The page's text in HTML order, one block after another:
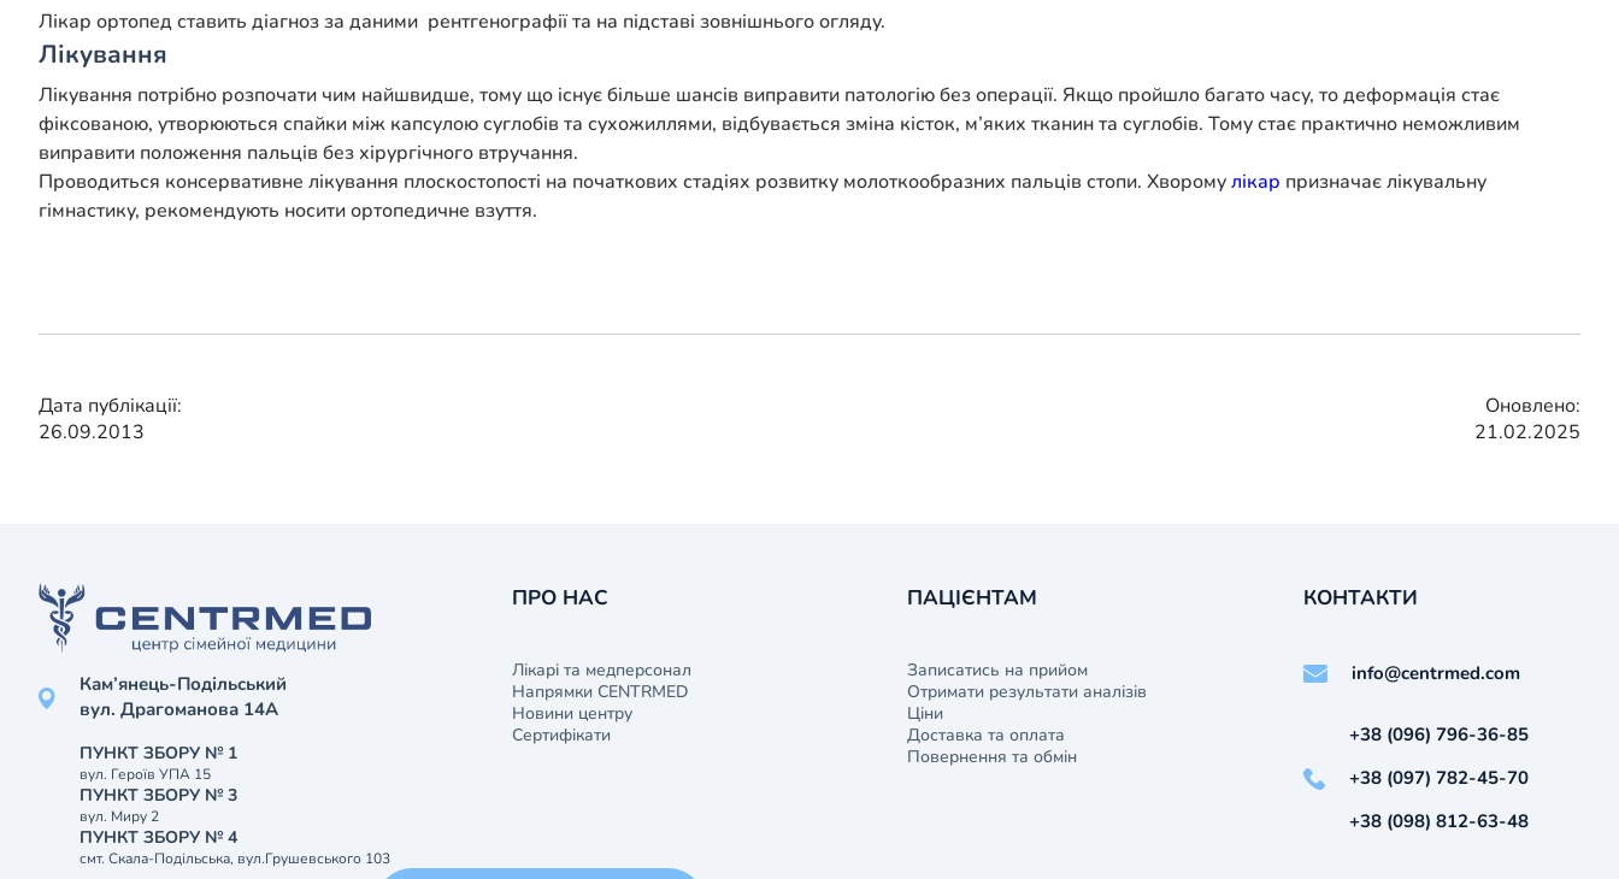
Лікар ортопед ставить діагноз за даними рентгенографії та на підставі зовнішнього огляду.
Лікування
Лікування потрібно розпочати чим найшвидше, тому що існує більше шансів виправити патологію без операції. Якщо пройшло багато часу, то деформація стає
фіксованою, утворюються спайки між капсулою суглобів та сухожиллями, відбувається зміна кісток, м’яких тканин та суглобів. Тому стає практично неможливим
виправити положення пальців без хірургічного втручання.
Проводиться консервативне лікування плоскостопості на початкових стадіях розвитку молоткообразних пальців стопи. Хворомулікар призначає лікувальну
гімнастику, рекомендують носити ортопедичне взуття.
Дата публікації:
26.09.2013
Оновлено:
21.02.2025
Кам’янець-Подільський
вул. Драгоманова 14А
ПУНКТ ЗБОРУ № 1
вул. Героїв УПА 15
ПУНКТ ЗБОРУ № 3
вул. Миру 2
ПУНКТ ЗБОРУ № 4
смт. Скала-Подільська, вул.Грушевського 103
ПРО НАС
Лікарі та медперсонал
Напрямки CENTRMED
Новини центру
Сертифікати
ПАЦІЄНТАМ
Записатись на прийом
Отримати результати аналізів
Ціни
Доставка та оплата
Повернення та обмін
КОНТАКТИ
info@centrmed.com
+38 (096) 796-36-85
+38 (097) 782-45-70
+38 (098) 812-63-48